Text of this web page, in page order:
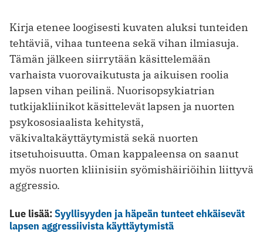
Kirja etenee loogisesti kuvaten aluksi tunteiden
tehtäviä, vihaa tunteena sekä vihan ilmiasuja.
Tämän jälkeen siirrytään käsittelemään
varhaista vuorovaikutusta ja aikuisen roolia
lapsen vihan peilinä. Nuorisopsykiatrian
tutkijakliinikot käsittelevät lapsen ja nuorten
psykososiaalista kehitystä,
väkivaltakäyttäytymistä sekä nuorten
itsetuhoisuutta. Oman kappaleensa on saanut
myös nuorten kliinisiin syömishäiriöihin liittyvä
aggressio.
Lue lisää:Syyllisyyden ja häpeän tunteet ehkäisevät
lapsen aggressiivista käyttäytymistä